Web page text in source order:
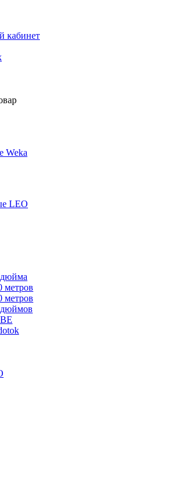
кабинет
Weka
LEO
метров
метров